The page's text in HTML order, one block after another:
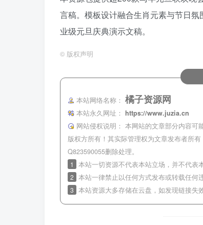
言稿。模板设计融合生肖元素与节日
业级元旦庆典演示文稿。
© 版权声明
本站网络名称： 橘子资源网
本站永久网址：
https://www.juzia.cn
网站侵权说明： 本网站的文章部分内容可
版权方所有！其实际管理权为文章发布者所
Q823590055删除处理。
1 本站一切资源不代表本站立场，并不代表
2 本站一律禁止以任何方式发布或转载任何
3 本站资源大多存储在云盘，如发现链接失